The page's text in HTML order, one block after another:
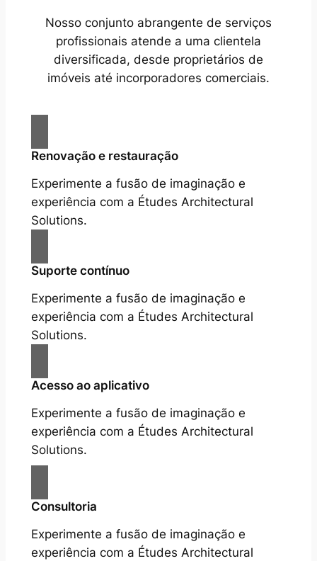
Nosso conjunto abrangente de serviços
profissionais atende a uma clientela
diversificada, desde proprietários de
imóveis até incorporadores comerciais.
Renovação e restauração
Experimente a fusão de imaginação e
experiência com a Études Architectural
Solutions.
Suporte contínuo
Experimente a fusão de imaginação e
experiência com a Études Architectural
Solutions.
Acesso ao aplicativo
Experimente a fusão de imaginação e
experiência com a Études Architectural
Solutions.
Consultoria
Experimente a fusão de imaginação e
experiência com a Études Architectural